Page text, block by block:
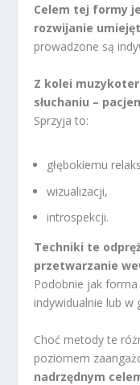
Celem tej formy
rozwijanie
prowadzone są
Z kolei
słuchaniu –
Sprzyja to:
głębokiemu
wizualizacji,
introspekcji.
Techniki te
przetwarzanie
Podobnie jak
indywidualnie lub w
Choć metody te
poziomem
nadrzędnym